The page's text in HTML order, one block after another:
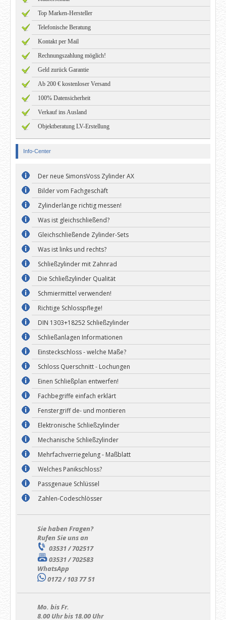
Top Marken-Hersteller
Telefonische Beratung
Kontakt per Mail
Rechnungszahlung möglich!
Geld zurück Garantie
Ab 200 € kostenloser Versand
100% Datensicherheit
Verkauf ins Ausland
Objektberatung LV-Erstellung
Info-Center
Der neue SimonsVoss Zylinder AX
Bilder vom Fachgeschäft
Zylinderlänge richtig messen!
Was ist gleichschließend?
Gleichschließende Zylinder-Sets
Was ist links und rechts?
Schließzylinder mit Zahnrad
Die Schließzylinder Qualität
Schmiermittel verwenden!
Richtige Schlosspflege!
DIN 1303+18252 Schließzylinder
Schließanlagen Informationen
Einsteckschloss - welche Maße?
Schloss Querschnitt - Lochungen
Einen Schließplan entwerfen!
Fachbegriffe einfach erklärt
Fenstergriff de- und montieren
Elektronische Schließzylinder
Mechanische Schließzylinder
Mehrfachverriegelung - Maßblatt
Welches Panikschloss?
Passgenaue Schlüssel
Zahlen-Codeschlösser
Sie haben Fragen?
Rufen Sie uns an
03531 / 702517
03531 / 702583
WhatsApp
0172 / 103 77 51
Mo. bis Fr.
8.00 Uhr bis 18.00 Uhr